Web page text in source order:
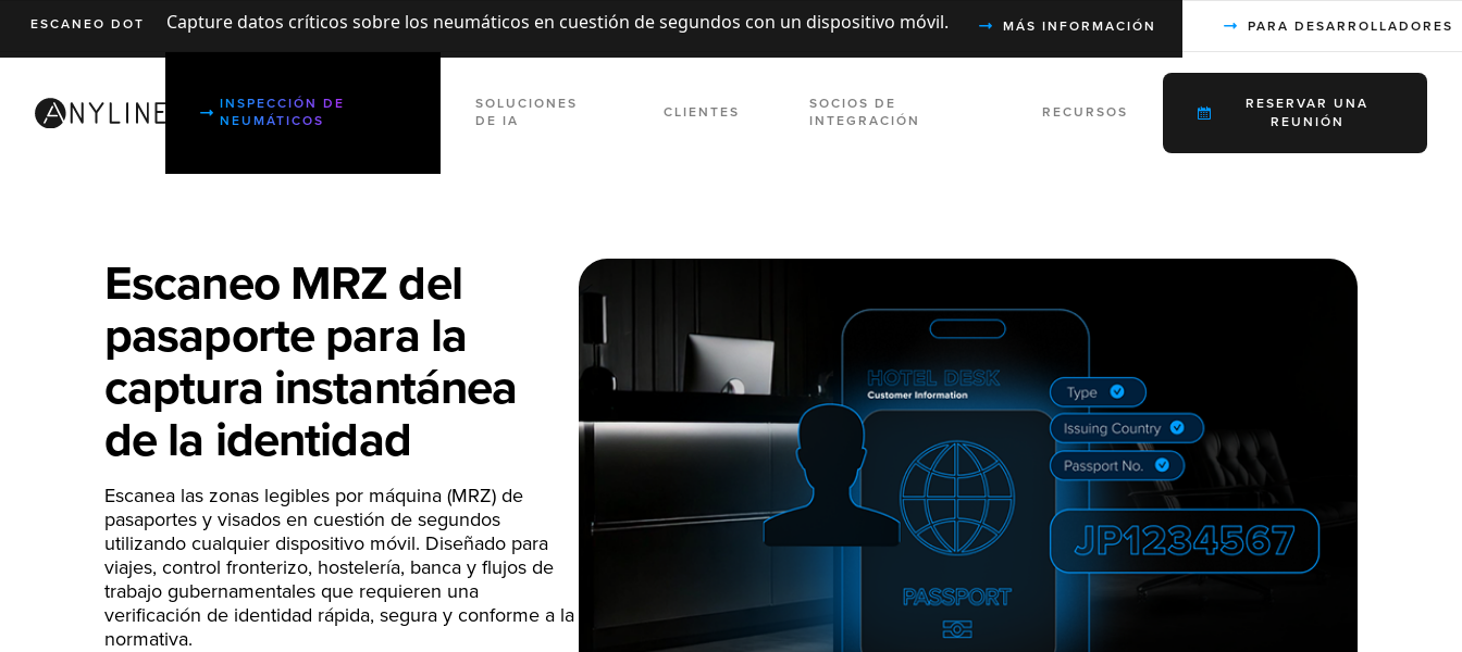
ESCANEO DOT Capture datos críticos sobre los neumáticos en cuestión de segundos con un dispositivo móvil. MÁS INFORMACIÓN PARA DESARROLLADORES
INSPECCIÓN DE
NEUMÁTICOS
SOLUCIONES
DE IA
CLIENTES
SOCIOS DE
INTEGRACIÓN
RECURSOS
RESERVAR UNA
REUNIÓN
Escaneo MRZ del
pasaporte para la
captura instantánea
de la identidad
Escanea las zonas legibles por máquina (MRZ) de
pasaportes y visados en cuestión de segundos
utilizando cualquier dispositivo móvil. Diseñado para
viajes, control fronterizo, hostelería, banca y flujos de
trabajo gubernamentales que requieren una
verificación de identidad rápida, segura y conforme a la
normativa.